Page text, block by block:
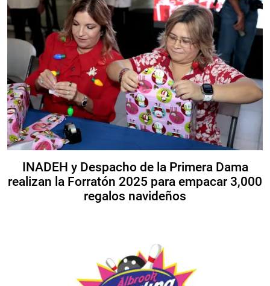
INADEH y Despacho de la Primera Dama
realizan la Forratón 2025 para empacar 3,000
regalos navideños